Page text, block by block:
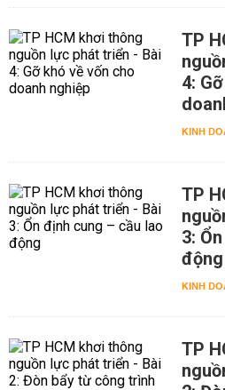
TP
4:
KINH
TP
3:
động
KINH
TP